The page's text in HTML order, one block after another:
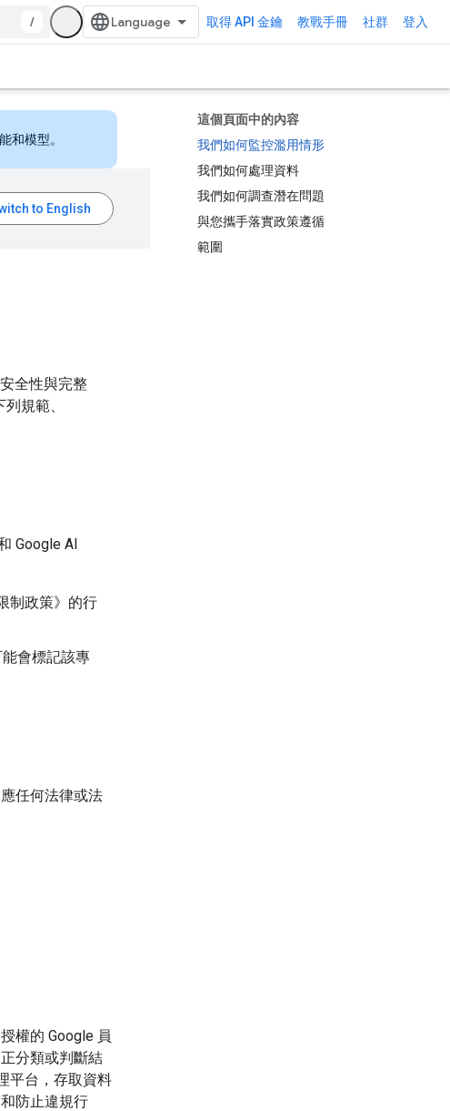
/ 取得 API 金鑰 教戰手冊 社群 登入
這個頁面中的內容
我們如何監控濫用情形
我們如何處理資料
我們如何調查潛在問題
與您攜手落實政策遵循
範圍
和模型。
全性與完整
規範、
Google AI
制政策》的行
會標記該專
任何法律或法
權的 Google 員
分類或判斷結
平台，存取資料
防止違規行